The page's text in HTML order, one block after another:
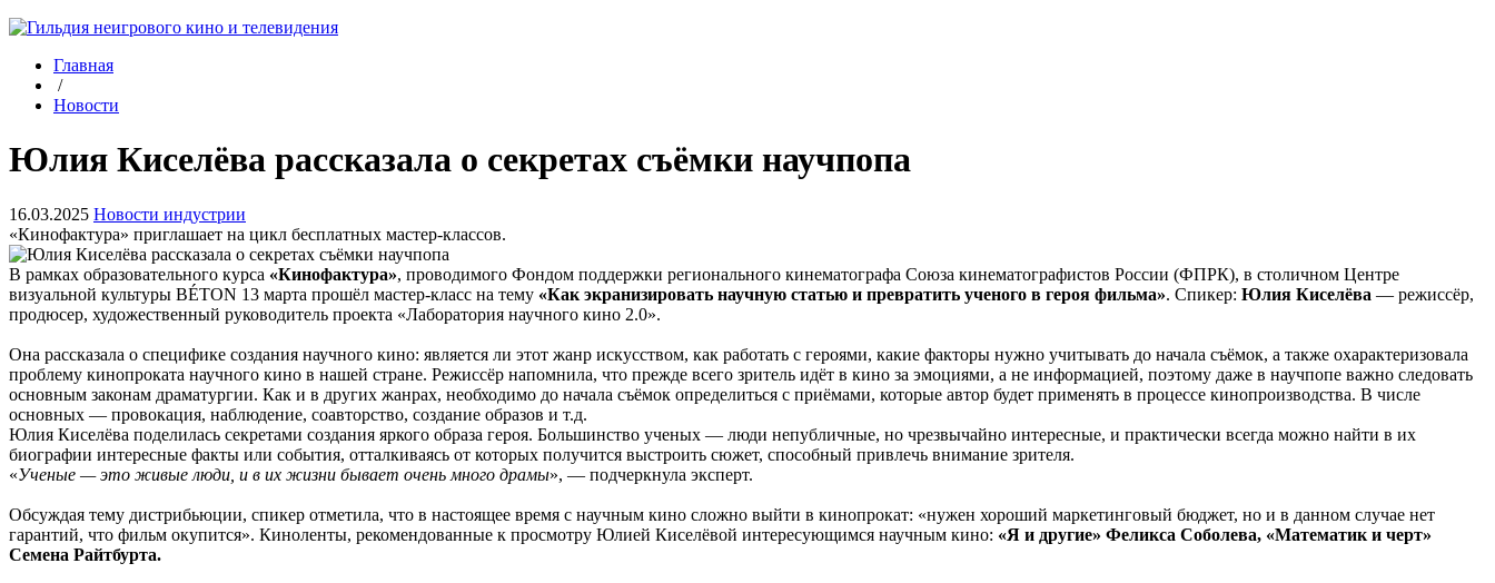
Главная
/
Новости
Юлия Киселёва рассказала о секретах съёмки научпопа
16.03.2025 Новости индустрии
«Кинофактура» приглашает на цикл бесплатных мастер-классов.
В рамках образовательного курса «Кинофактура», проводимого Фондом поддержки регионального кинематографа Союза кинематографистов России (ФПРК), в столичном Центре
визуальной культуры BÉTON 13 марта прошёл мастер-класс на тему «Как экранизировать научную статью и превратить ученого в героя фильма». Спикер: Юлия Киселёва — режиссёр,
продюсер, художественный руководитель проекта «Лаборатория научного кино 2.0».
Она рассказала о специфике создания научного кино: является ли этот жанр искусством, как работать с героями, какие факторы нужно учитывать до начала съёмок, а также охарактеризовала
проблему кинопроката научного кино в нашей стране. Режиссёр напомнила, что прежде всего зритель идёт в кино за эмоциями, а не информацией, поэтому даже в научпопе важно следовать
основным законам драматургии. Как и в других жанрах, необходимо до начала съёмок определиться с приёмами, которые автор будет применять в процессе кинопроизводства. В числе
основных — провокация, наблюдение, соавторство, создание образов и т.д.
Юлия Киселёва поделилась секретами создания яркого образа героя. Большинство ученых — люди непубличные, но чрезвычайно интересные, и практически всегда можно найти в их
биографии интересные факты или события, отталкиваясь от которых получится выстроить сюжет, способный привлечь внимание зрителя.
«Ученые — это живые люди, и в их жизни бывает очень много драмы», — подчеркнула эксперт.
Обсуждая тему дистрибьюции, спикер отметила, что в настоящее время с научным кино сложно выйти в кинопрокат: «нужен хороший маркетинговый бюджет, но и в данном случае нет
гарантий, что фильм окупится». Киноленты, рекомендованные к просмотру Юлией Киселёвой интересующимся научным кино: «Я и другие» Феликса Соболева, «Математик и черт»
Семена Райтбурта.